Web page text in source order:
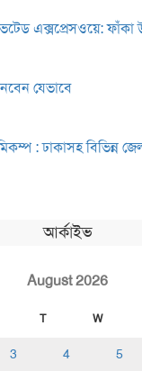
এক্সপ্রেসওয়ে:
যেভাবে
: ঢাকাসহ বিভিন্ন
আর্কাইভ
August 2026
T W
3 4 5